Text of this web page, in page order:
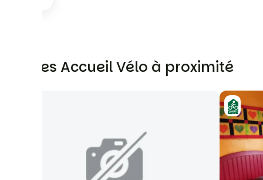
Autres Accueil Vélo à proximité